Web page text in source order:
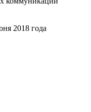
2018 года